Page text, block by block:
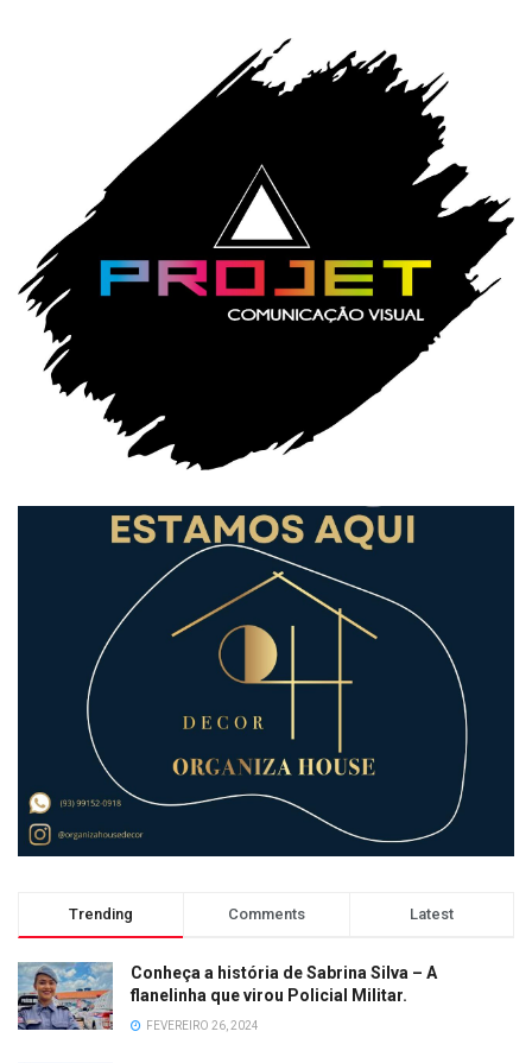
Trending Comments Latest
Conheça a história de Sabrina Silva – A
flanelinha que virou Policial Militar.
FEVEREIRO 26, 2024